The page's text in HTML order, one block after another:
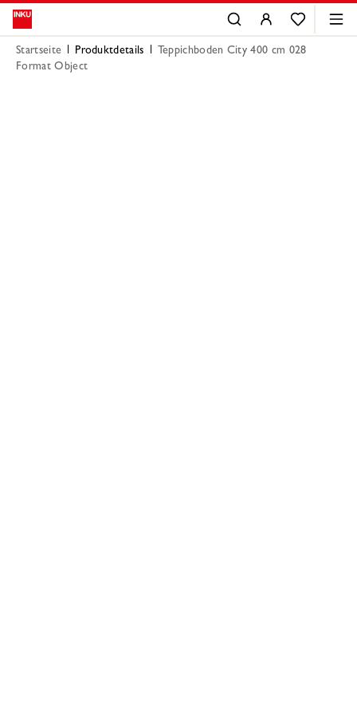
Startseite Produktdetails
Teppichboden City 400 cm 028
Format Object